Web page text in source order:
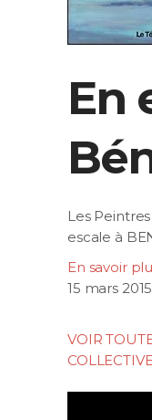
En
Les
escale à
En savoir
15 mars 2015
VOIR